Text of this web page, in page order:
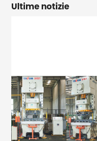
Ultime notizie